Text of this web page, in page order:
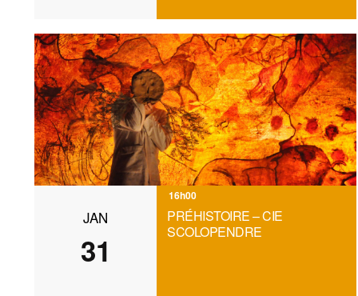
JAN
31
16h00
PRÉHISTOIRE – CIE
SCOLOPENDRE